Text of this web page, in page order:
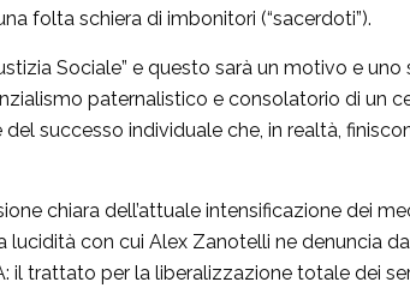
folta schiera di imbonitori (“sacerdoti”).
Sociale” e questo sarà un motivo e
paternalistico e consolatorio di un
successo individuale che, in realtà,
chiara dell’attuale intensificazione dei
con cui Alex Zanotelli ne denuncia
il trattato per la liberalizzazione totale dei